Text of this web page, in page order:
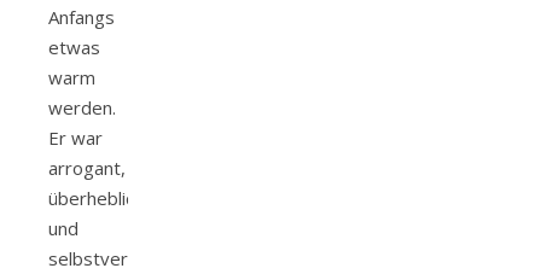
Anfangs
etwas
warm
werden.
Er war
arrogant,
überheblich
und
selbstverliebt.